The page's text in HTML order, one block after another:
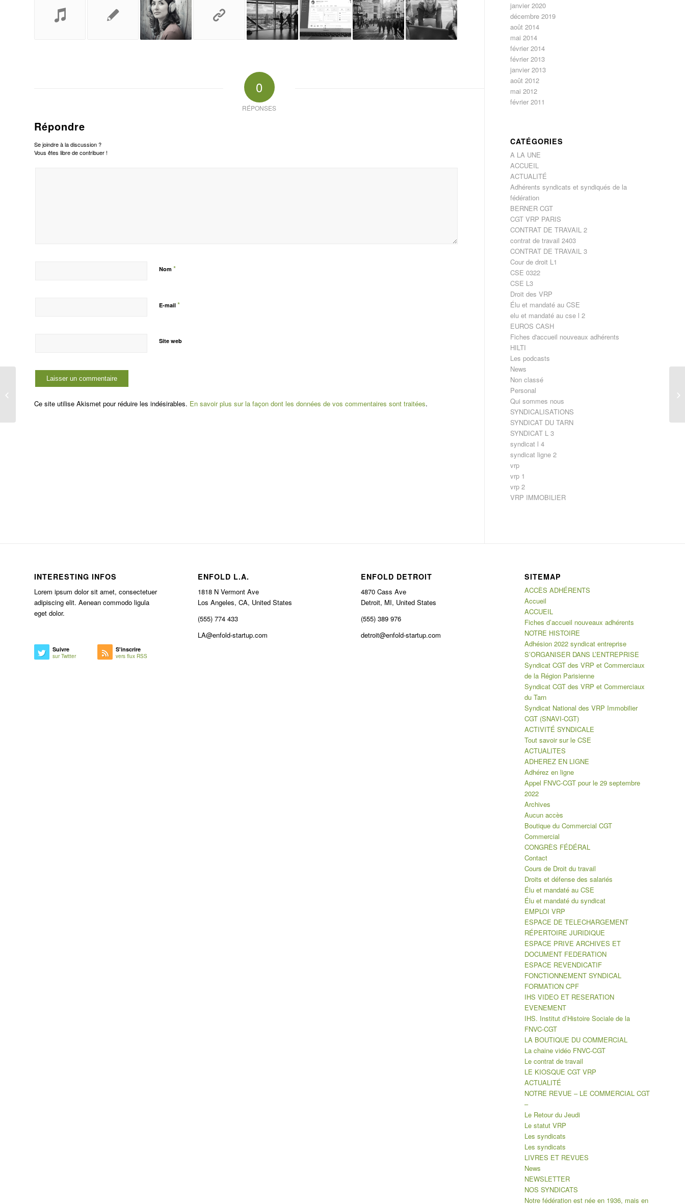
0
RÉPONSES
Répondre
Se joindre à la discussion ?
Vous êtes libre de contribuer !
Nom *
E-mail *
Site web
Ce site utilise Akismet pour réduire les indésirables. En savoir plus sur la façon dont les données de vos commentaires sont traitées.
janvier 2020
décembre 2019
août 2014
mai 2014
février 2014
février 2013
janvier 2013
août 2012
mai 2012
février 2011
CATÉGORIES
A LA UNE
ACCUEIL
ACTUALITÉ
Adhérents syndicats et syndiqués de la
fédération
BERNER CGT
CGT VRP PARIS
CONTRAT DE TRAVAIL 2
contrat de travail 2403
CONTRAT DE TRAVAIL 3
Cour de droit L1
CSE 0322
CSE L3
Droit des VRP
Élu et mandaté au CSE
elu et mandaté au cse l 2
EUROS CASH
Fiches d'accueil nouveaux adhérents
HILTI
Les podcasts
News
Non classé
Personal
Qui sommes nous
SYNDICALISATIONS
SYNDICAT DU TARN
SYNDICAT L 3
syndicat l 4
syndicat ligne 2
vrp
vrp 1
vrp 2
VRP IMMOBILIER
INTERESTING INFOS
Lorem ipsum dolor sit amet, consectetuer
adipiscing elit. Aenean commodo ligula
eget dolor.
Suivre
sur Twitter
S'inscrire
vers flux RSS
ENFOLD L.A.
1818 N Vermont Ave
Los Angeles, CA, United States
(555) 774 433
LA@enfold-startup.com
ENFOLD DETROIT
4870 Cass Ave
Detroit, MI, United States
(555) 389 976
detroit@enfold-startup.com
SITEMAP
ACCÈS ADHÉRENTS
Accueil
ACCUEIL
Fiches d’accueil nouveaux adhérents
NOTRE HISTOIRE
Adhésion 2022 syndicat entreprise
S’ORGANISER DANS L’ENTREPRISE
Syndicat CGT des VRP et Commerciaux
de la Région Parisienne
Syndicat CGT des VRP et Commerciaux
du Tarn
Syndicat National des VRP Immobilier
CGT (SNAVI-CGT)
ACTIVITÉ SYNDICALE
Tout savoir sur le CSE
ACTUALITES
ADHEREZ EN LIGNE
Adhérez en ligne
Appel FNVC-CGT pour le 29 septembre
2022
Archives
Aucun accès
Boutique du Commercial CGT
Commercial
CONGRÈS FÉDÉRAL
Contact
Cours de Droit du travail
Droits et défense des salariés
Élu et mandaté au CSE
Élu et mandaté du syndicat
EMPLOI VRP
ESPACE DE TELECHARGEMENT
RÉPERTOIRE JURIDIQUE
ESPACE PRIVE ARCHIVES ET
DOCUMENT FEDERATION
ESPACE REVENDICATIF
FONCTIONNEMENT SYNDICAL
FORMATION CPF
IHS VIDEO ET RESERATION
EVENEMENT
IHS. Institut d’Histoire Sociale de la
FNVC-CGT
LA BOUTIQUE DU COMMERCIAL
La chaine vidéo FNVC-CGT
Le contrat de travail
LE KIOSQUE CGT VRP
ACTUALITÉ
NOTRE REVUE – LE COMMERCIAL CGT
–
Le Retour du Jeudi
Le statut VRP
Les syndicats
Les syndicats
LIVRES ET REVUES
News
NEWSLETTER
NOS SYNDICATS
Notre fédération est née en 1936, mais en